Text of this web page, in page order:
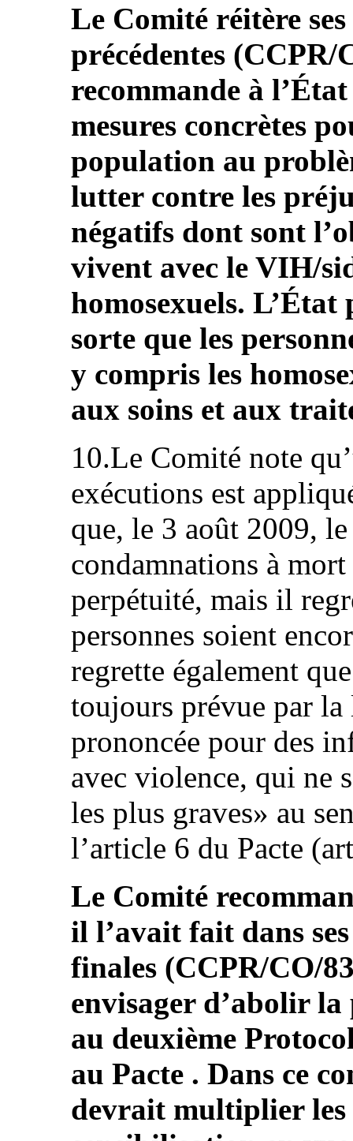
Le Comité réitère
précédentes
recommande à
mesures concrètes
population au
lutter contre les
négatifs dont sont
vivent avec le VIH/
homosexuels.
sorte que les
y compris les
aux soins et aux
10.Le Comité note
exécutions est
que, le 3 août 2009,
condamnations à
perpétuité, mais il
personnes soient
regrette également
toujours prévue par la
prononcée pour des
avec violence, qui ne
les plus graves» au
l’article 6 du Pacte
Le Comité
il l’avait fait dans
finales (CCPR/CO/
envisager d’abolir
au deuxième
au Pacte . Dans ce
devrait multiplier les